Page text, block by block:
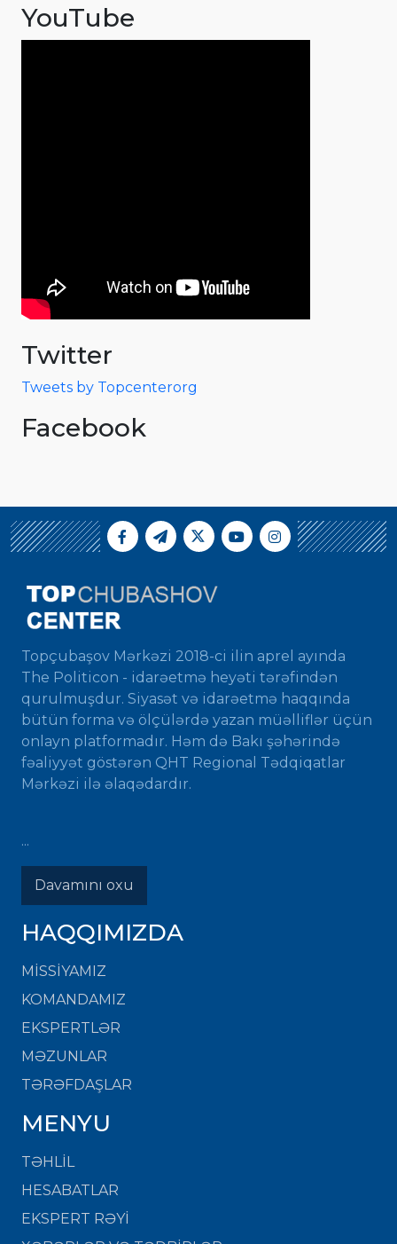
YouTube
Twitter
Tweets by Topcenterorg
Facebook
Topçubaşov Mərkəzi 2018-ci ilin aprel ayında
The Politicon - idarəetmə heyəti tərəfindən
qurulmuşdur. Siyasət və idarəetmə haqqında
bütün forma və ölçülərdə yazan müəlliflər üçün
onlayn platformadır. Həm də Bakı şəhərində
fəaliyyət göstərən QHT Regional Tədqiqatlar
Mərkəzi ilə əlaqədardır.
...
Davamını oxu
HAQQIMIZDA
MISSIYAMIZ
KOMANDAMIZ
EKSPERTLƏR
MƏZUNLAR
TƏRƏFDAŞLAR
MENYU
TƏHLİL
HESABATLAR
EKSPERT RƏYİ